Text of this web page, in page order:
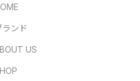
ランド
US